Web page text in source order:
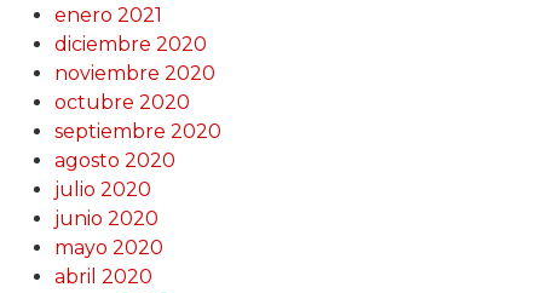
enero 2021
diciembre 2020
noviembre 2020
octubre 2020
septiembre 2020
agosto 2020
julio 2020
junio 2020
mayo 2020
abril 2020